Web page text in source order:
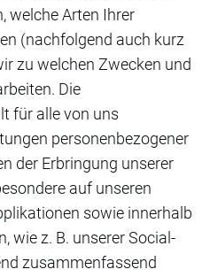
welche Arten Ihrer
(nachfolgend auch kurz
zu welchen Zwecken und
Die
für alle von uns
personenbezogener
der Erbringung unserer
auf unseren
sowie innerhalb
wie z. B. unserer Social-
zusammenfassend